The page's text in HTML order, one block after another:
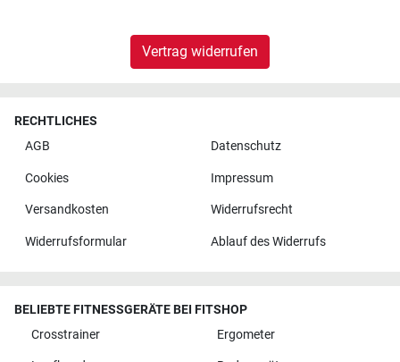
Vertrag widerrufen
RECHTLICHES
AGB
Datenschutz
Cookies Impressum
Versandkosten Widerrufsrecht
Widerrufsformular Ablauf des Widerrufs
BELIEBTE FITNESSGERÄTE BEI FITSHOP
Crosstrainer
Ergometer